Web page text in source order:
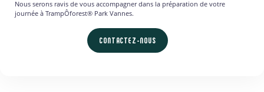
Nous serons ravis de vous accompagner dans la préparation de votre
journée à TrampÔforest® Park Vannes.
CONTACTEZ-NOUS